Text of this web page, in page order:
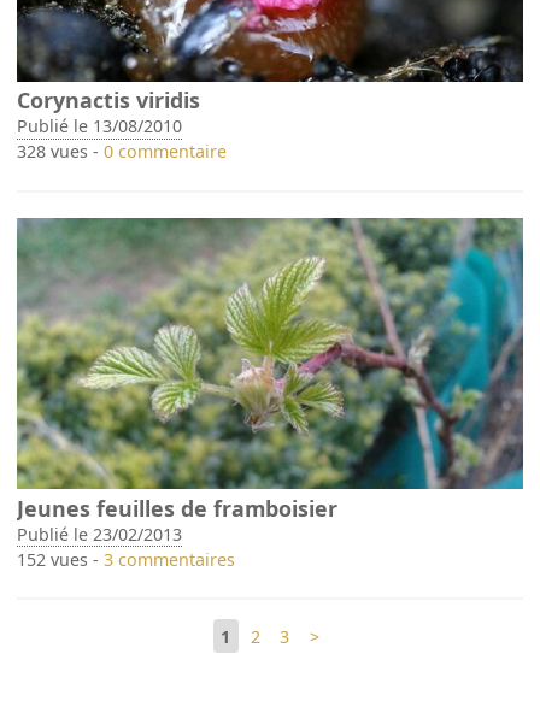
Corynactis viridis
Publié le 13/08/2010
328 vues -0 commentaire
Jeunes feuilles de framboisier
Publié le 23/02/2013
152 vues -3 commentaires
1 2 3 >